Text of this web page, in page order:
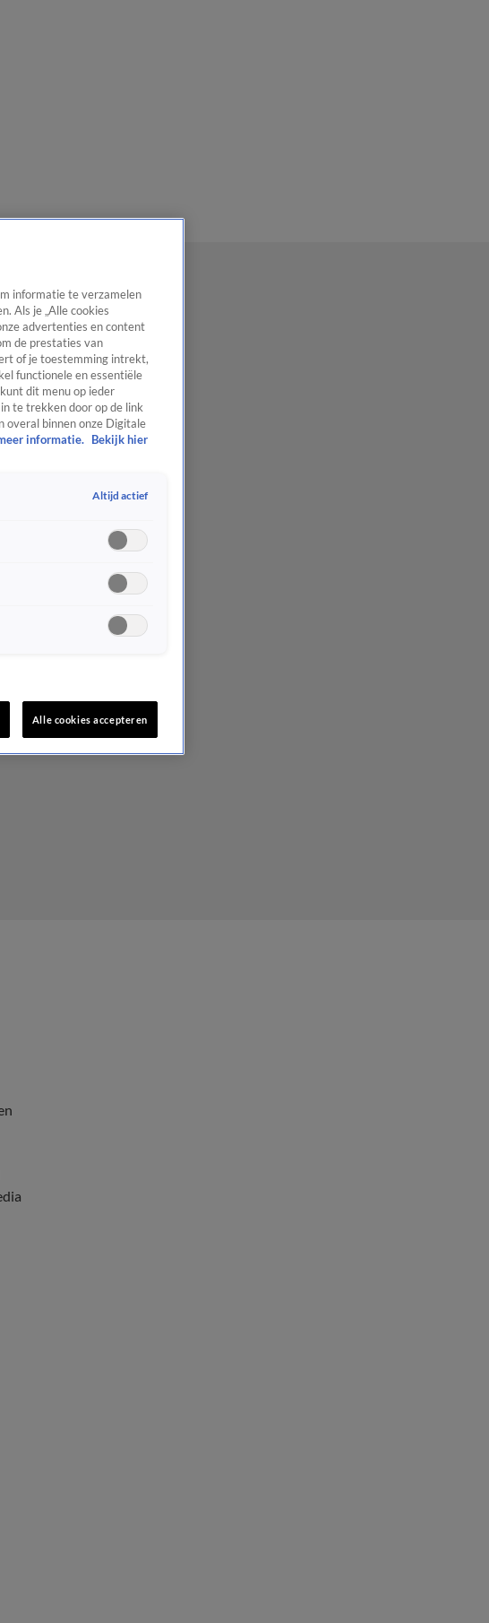
informatie te verzamelen
Als je „Alle cookies
advertenties en content
de prestaties van
of je toestemming intrekt,
functionele en essentiële
dit menu op ieder
te trekken door op de link
overal binnen onze Digitale
informatie.
Bekijk hier
Altijd actief
Alle cookies accepteren